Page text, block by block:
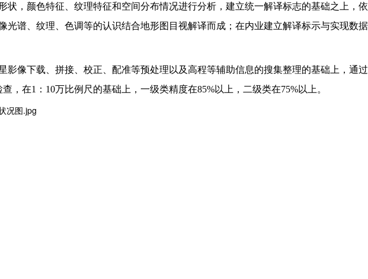
，颜色特征、纹理特征和空间分布情况进行分析，建立统一解译标志的基础之上，依
谱、纹理、色调等的认识结合地形图目视解译而成；在内业建立解译标示与实现数据
影像下载、拼接、校正、配准等预处理以及高程等辅助信息的搜集整理的基础上，通过
，在1：10万比例尺的基础上，一级类精度在85%以上，二级类在75%以上。